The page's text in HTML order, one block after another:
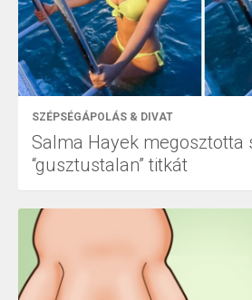
SZÉPSÉGÁPOLÁS & DIVAT
Salma Hayek megosztotta
“gusztustalan” titkát